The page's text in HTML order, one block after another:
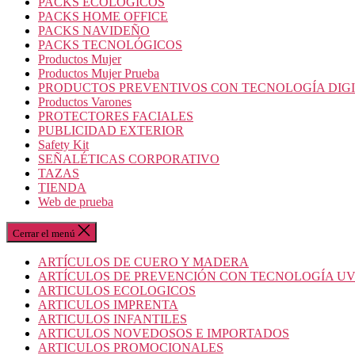
PACKS HOME OFFICE
PACKS NAVIDEÑO
PACKS TECNOLÓGICOS
Productos Mujer
Productos Mujer Prueba
PRODUCTOS PREVENTIVOS CON TECNOLOGÍA
Productos Varones
PROTECTORES FACIALES
PUBLICIDAD EXTERIOR
Safety Kit
SEÑALÉTICAS CORPORATIVO
TAZAS
TIENDA
Web de prueba
Cerrar el menú
ARTÍCULOS DE CUERO Y MADERA
ARTÍCULOS DE PREVENCIÓN CON TECNOLOGÍA UV
ARTICULOS ECOLOGICOS
ARTICULOS IMPRENTA
ARTICULOS INFANTILES
ARTICULOS NOVEDOSOS E IMPORTADOS
ARTICULOS PROMOCIONALES